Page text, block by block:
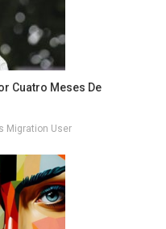
Cuatro Meses De
Migration User